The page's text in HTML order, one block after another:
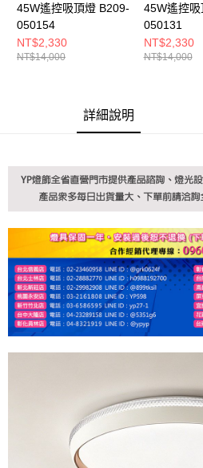
５．嚴禁一人註冊多個帳號或使用他人資
恩沛科技股份有限公司將有權停止該用戶
45W遙控吸頂燈 B209-
050154
NT$2,330
NT$14,000
45W遙控
050131
NT$2,330
NT$14,000
詳細說明